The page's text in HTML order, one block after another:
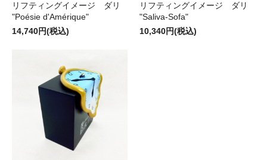
リフティングイメージ ダリ
"Poésie d'Amérique"
14,740円(税込)
リフティングイメージ ダリ
"Saliva-Sofa"
10,340円(税込)